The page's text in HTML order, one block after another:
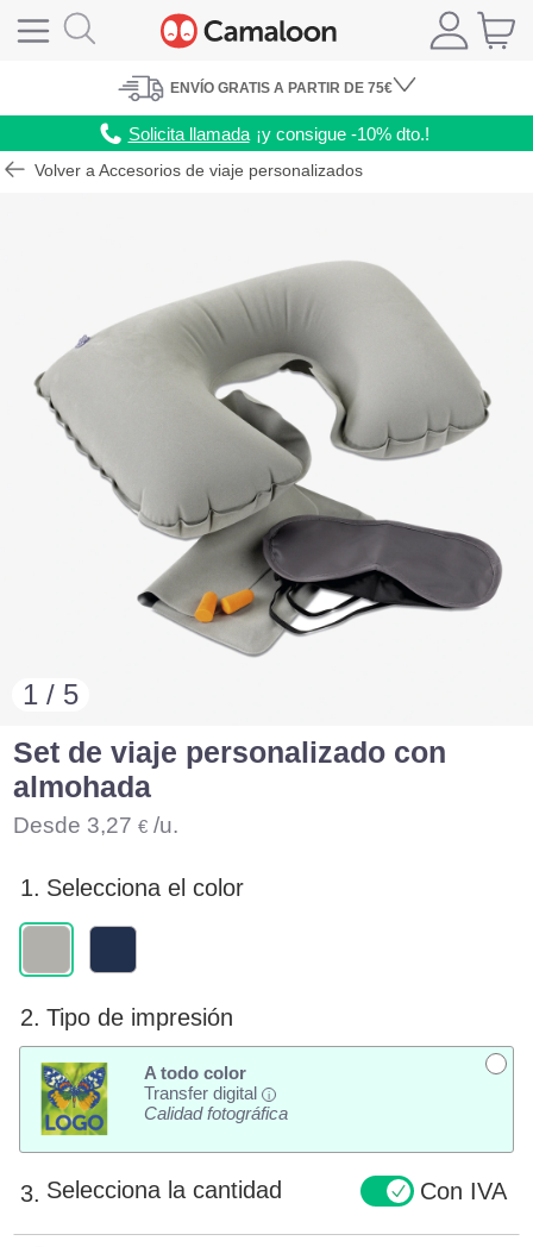
ENVÍO GRATIS A PARTIR DE 75€
Solicita llamada ¡y consigue -10% dto.!
Volver a Accesorios de viaje personalizados
1 / 5
Set de viaje personalizado con
almohada
Desde 3,27 € /u.
1. Selecciona el color
2. Tipo de impresión
A todo color
Transfer digital
i
Calidad fotográfica
3. Selecciona la cantidad Con IVA